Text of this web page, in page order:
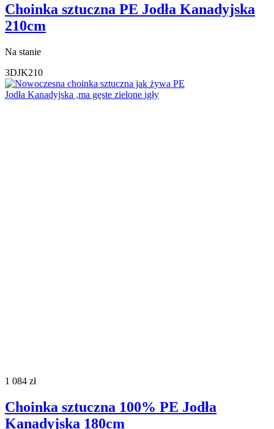
Choinka sztuczna PE Jodła Kanadyjska
210cm
Na stanie
3DJK210
1 084 zł
Choinka sztuczna 100% PE Jodła
Kanadyjska 180cm